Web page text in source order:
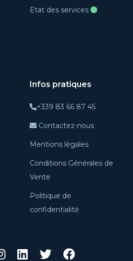
Etat des services
Infos pratiques
+339 83 66 87 45
Contactez-nous
Mentions légales
Conditions Générales de
Vente
Politique de
confidentialité